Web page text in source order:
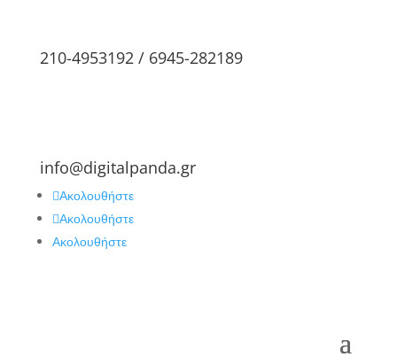
210-4953192 / 6945-282189
info@digitalpanda.gr
Ακολουθήστε
Ακολουθήστε
Ακολουθήστε